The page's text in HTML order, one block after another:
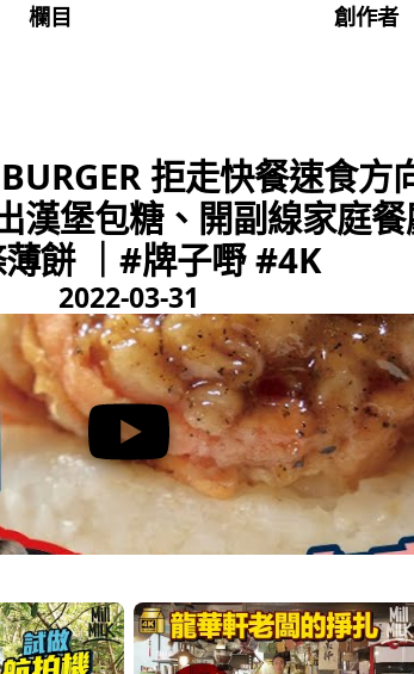
欄目 創作者
拒走快餐速食方
漢堡包糖、開副線家庭
餅 ｜#牌子嘢 #4K
2022-03-31